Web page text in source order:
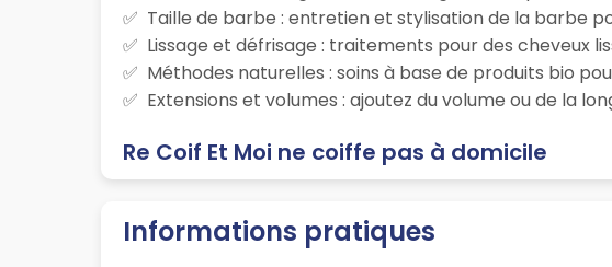
Taille de barbe : entretien et stylisation de la barbe
Lissage et défrisage : traitements pour des cheveux
Méthodes naturelles : soins à base de produits bio
Extensions et volumes : ajoutez du volume ou de la
Re Coif Et Moi ne coiffe pas à domicile
Informations pratiques